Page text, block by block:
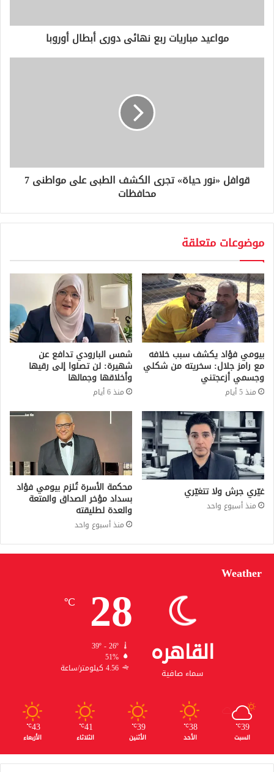
ر
ي
مواعيد مباريات ربع نهائى دورى أبطال أوروبا
قوافل «نور حياة» تجرى الكشف الطبى على مواطنى 7
محافظات
موضوعات متعلقة
بيومي فؤاد يكشف سبب خلافه
مع رامز جلال: سخريته من شكلي
وجسمي أزعجتني
منذ 5 أيام
شمس البارودي تدافع عن
شهيرة: لن تصلوا إلى رقيها
وأخلاقها وجمالها
منذ 6 أيام
غيّري جرش ولا تتغيّري
منذ أسبوع واحد
محكمة الأسرة تُلزم بيومي فؤاد
بسداد مؤخر الصداق والمتعة
والعدة لطليقته
منذ أسبوع واحد
Weather
القاهره
سماء صافية
28
℃
39º - 26º
51%
4.56 كيلومتر/ساعة
39
℃
السبت
38
℃
الأحد
39
℃
الأثنين
41
℃
الثلاثاء
43
℃
الأربعاء